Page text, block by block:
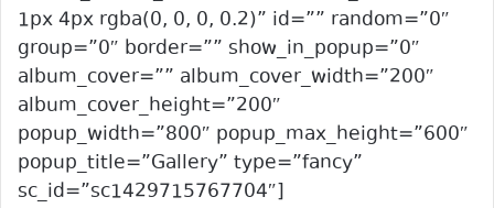
1px 4px rgba(0, 0, 0, 0.2)” id=”” random=”0″
group=”0″ border=”” show_in_popup=”0″
album_cover=”” album_cover_width=”200″
album_cover_height=”200″
popup_width=”800″ popup_max_height=”600″
popup_title=”Gallery” type=”fancy”
sc_id=”sc1429715767704″]